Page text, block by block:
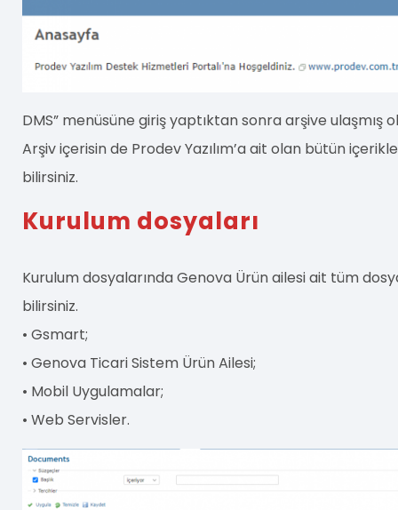
DMS” menüsüne giriş yaptıktan sonra arşive ulaşmış
Arşiv içerisin de Prodev Yazılım’a ait olan bütün
bilirsiniz.
Kurulum dosyaları
Kurulum dosyalarında Genova Ürün ailesi ait tüm
bilirsiniz.
• Gsmart;
• Genova Ticari Sistem Ürün Ailesi;
• Mobil Uygulamalar;
• Web Servisler.